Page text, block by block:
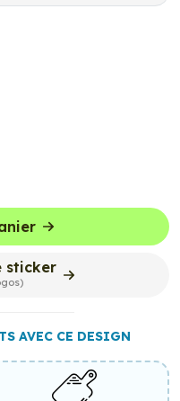
sticker
AVEC CE DESIGN